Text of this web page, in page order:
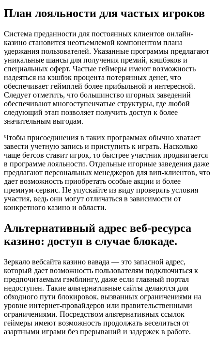
План лояльности для частых игроков
Система преданности для постоянных клиентов онлайн-
казино становится неотъемлемой компонентом плана
удержания пользователей. Указанные программы предлагают
уникальные шансы для получения премий, кэшбэков и
специальных оферт. Частые геймеры имеют возможность
надеяться на кэшбэк процента потерянных денег, что
обеспечивает геймплей более прибыльной и интересной.
Следует отметить, что большинство игорных заведений
обеспечивают многоступенчатые структуры, где любой
следующий этап позволяет получить доступ к более
значительным выгодам.
Чтобы присоединения в таких программах обычно хватает
завести учетную запись и приступить к играть. Насколько
чаще бетсов ставит игрок, то быстрее участник продвигается
в программе лояльности. Отдельные игорные заведения даже
предлагают персональных менеджеров для вип-клиентов, что
дает возможность приобретать особые акции и более
премиум-сервис. Не упускайте из виду проверять условия
участия, ведь они могут отличаться в зависимости от
конкретного казино и области.
Альтернативный адрес веб-ресурса
казино: доступ в случае блокаде.
Зеркало вебсайта казино вавада — это запасной адрес,
который дает возможность пользователям подключиться к
предпочитаемым гэмблингу, даже если главный портал
недоступен. Такие альтернативные сайты делаются для
обходного пути блокировок, вызванных ограничениями на
уровне интернет-провайдеров или правительственными
ограничениями. Посредством альтернативных ссылок
геймеры имеют возможность продолжать веселиться от
азартными играми без прерываний и задержек в работе.